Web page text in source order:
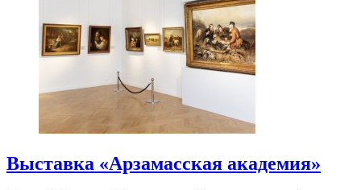
Выставка «Арзамасская академия»